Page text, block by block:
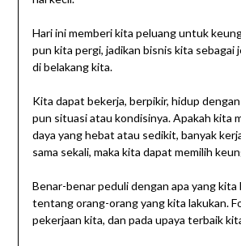
Hari ini memberi kita peluang untuk
pun kita pergi, jadikan bisnis kita sebagai
di belakang kita.
Kita dapat bekerja, berpikir, hidup
pun situasi atau kondisinya. Apakah kita
daya yang hebat atau sedikit, banyak
sama sekali, maka kita dapat memilih
Benar-benar peduli dengan apa yang kita
tentang orang-orang yang kita lakukan.
pekerjaan kita, dan pada upaya terbaik